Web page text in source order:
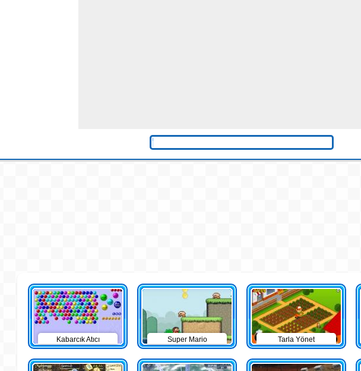
Kabarcık Atıcı Super Mario Tarla Yönet